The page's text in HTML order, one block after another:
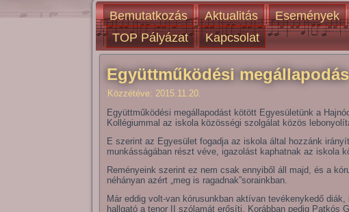
Bemutatkozás Aktualitás Események
TOP Pályázat
Kapcsolat
Együttműködési megállapodás
Közzétéve: 2015.11.20.
Együttműködési megállapodást kötött Egyesületünk a
Kollégiummal az iskola közösségi szolgálat közös
E szerint az Egyesület fogadja az iskola által hozzánk
munkásságában részt véve, igazolást kaphatnak az iskola
Reményeink szerint ez nem csak ennyiből áll majd, és a
néhányan azért „meg is ragadnak”sorainkban.
Már eddig volt-van kórusunkban aktívan tevékenykedő
hallgató a tenor II szólamát erősíti. Korábban pedig Patkós